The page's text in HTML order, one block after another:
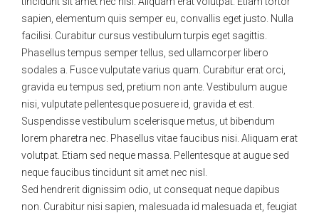
sapien, elementum quis semper eu, convallis eget justo. Nulla
facilisi. Curabitur cursus vestibulum turpis eget sagittis.
Phasellus tempus semper tellus, sed ullamcorper libero
sodales a. Fusce vulputate varius quam. Curabitur erat orci,
gravida eu tempus sed, pretium non ante. Vestibulum augue
nisi, vulputate pellentesque posuere id, gravida et est.
Suspendisse vestibulum scelerisque metus, ut bibendum
lorem pharetra nec. Phasellus vitae faucibus nisi. Aliquam erat
volutpat. Etiam sed neque massa. Pellentesque at augue sed
neque faucibus tincidunt sit amet nec nisl.
Sed hendrerit dignissim odio, ut consequat neque dapibus
non. Curabitur nisi sapien, malesuada id malesuada et, feugiat